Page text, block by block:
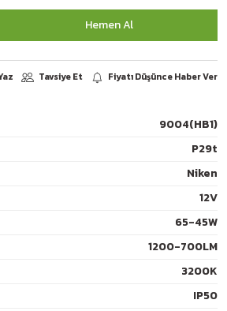
Hemen Al
Yorum Yaz
9004(HB1)
P29t
Niken
12V
65-45W
1200-700LM
3200K
IP50